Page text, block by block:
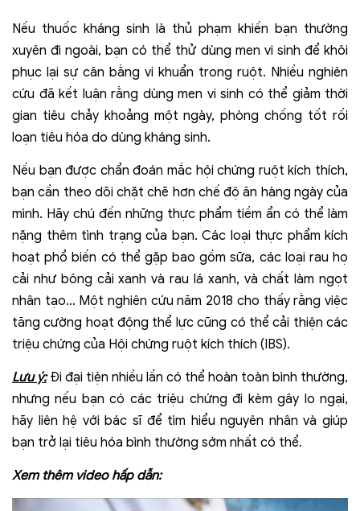
Nếu thuốc kháng sinh là thủ phạm khiến bạn thường
xuyên đi ngoài, bạn có thể thử dùng men vi sinh để khôi
phục lại sự cân bằng vi khuẩn trong ruột. Nhiều nghiên
cứu đã kết luận rằng dùng men vi sinh có thể giảm thời
gian tiêu chảy khoảng một ngày, phòng chống tốt rối
loạn tiêu hóa do dùng kháng sinh.
Nếu bạn được chẩn đoán mắc hội chứng ruột kích thích,
bạn cần theo dõi chặt chẽ hơn chế độ ăn hàng ngày của
mình. Hãy chú đến những thực phẩm tiềm ẩn có thể làm
nặng thêm tình trạng của bạn. Các loại thực phẩm kích
hoạt phổ biến có thể gặp bao gồm sữa, các loại rau họ
cải như bông cải xanh và rau lá xanh, và chất làm ngọt
nhân tạo… Một nghiên cứu năm 2018 cho thấy rằng việc
tăng cường hoạt động thể lực cũng có thể cải thiện các
triệu chứng của Hội chứng ruột kích thích (IBS).
Lưu ý:Đi đại tiện nhiều lần có thể hoàn toàn bình thường,
nhưng nếu bạn có các triệu chứng đi kèm gây lo ngại,
hãy liên hệ với bác sĩ để tìm hiểu nguyên nhân và giúp
bạn trở lại tiêu hóa bình thường sớm nhất có thể.
Xem thêm video hấp dẫn: